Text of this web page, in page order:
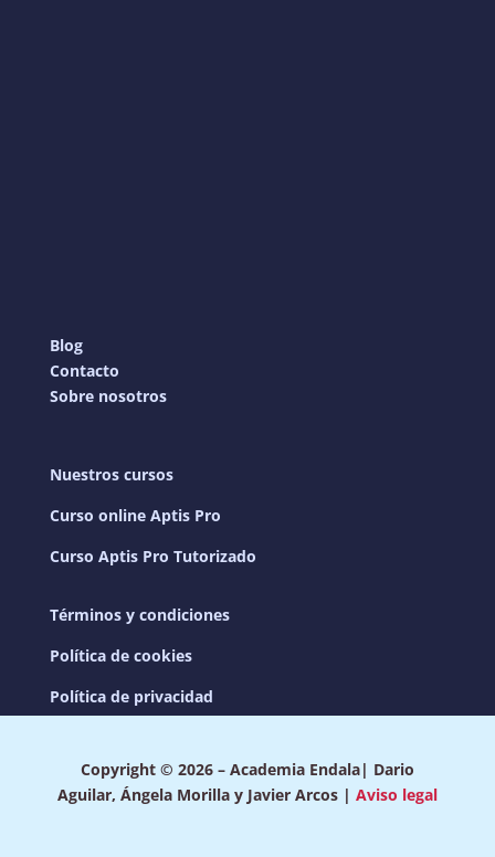
Blog
Contacto
Sobre nosotros
Nuestros cursos
Curso online Aptis Pro
Curso Aptis Pro Tutorizado
Términos y condiciones
Política de cookies
Política de privacidad
Copyright © 2026 – Academia Endala| Dario
Aguilar, Ángela Morilla y Javier Arcos | Aviso legal